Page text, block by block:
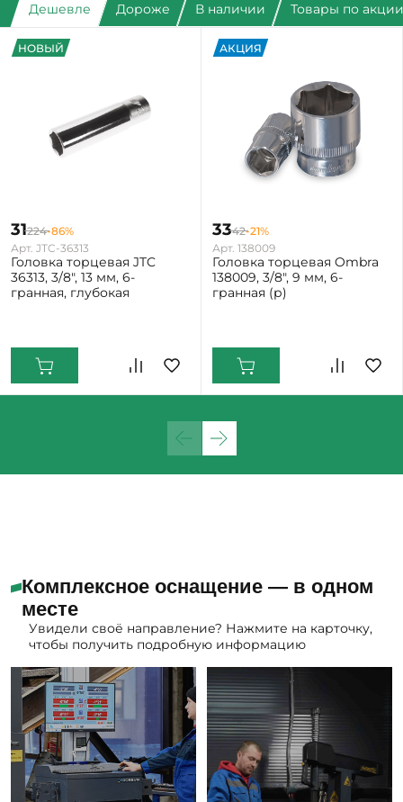
Дешевле Дороже В наличии Товары по акции
НОВЫЙ
31224-86%
Арт. JTC-36313
Головка торцевая JTC
36313, 3/8", 13 мм, 6-
гранная, глубокая
АКЦИЯ
3342-21%
Арт. 138009
Головка торцевая Ombra
138009, 3/8", 9 мм, 6-
гранная (р)
Комплексное оснащение — в одном
месте
Увидели своё направление? Нажмите на карточку,
чтобы получить подробную информацию